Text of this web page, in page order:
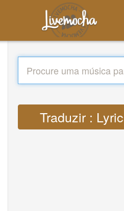
Traduzir :